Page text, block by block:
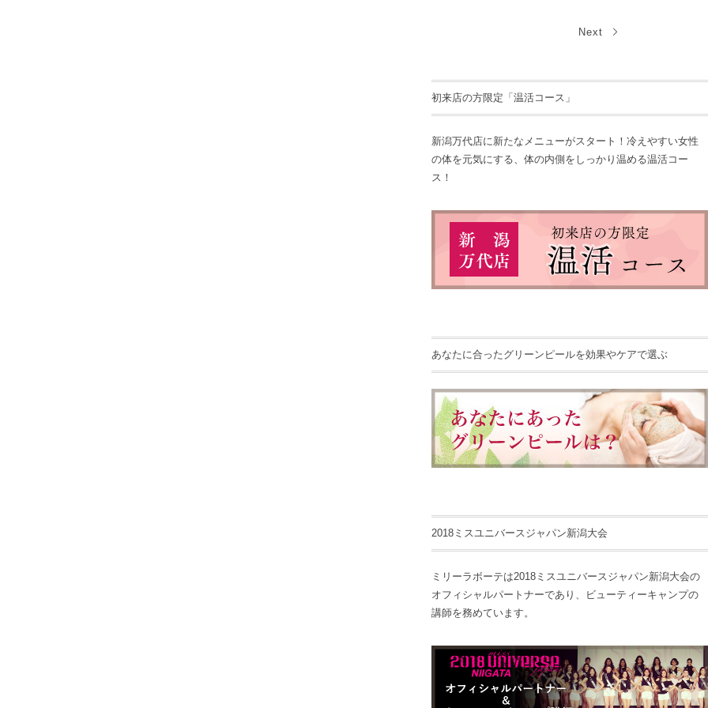
Next
初来店の方限定「温活コース」
新潟万代店に新たなメニューがスタート！冷えやすい女性
の体を元気にする、体の内側をしっかり温める温活コー
ス！
あなたに合ったグリーンピールを効果やケアで選ぶ
2018ミスユニバースジャパン新潟大会
ミリーラボーテは2018ミスユニバースジャパン新潟大会の
オフィシャルパートナーであり、ビューティーキャンプの
講師を務めています。